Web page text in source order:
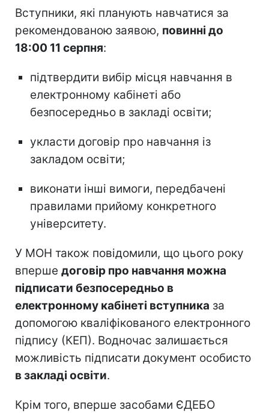
Вступники, які планують навчатися за
рекомендованою заявою, повинні до
18:00 11 серпня:
підтвердити вибір місця навчання в
електронному кабінеті або
безпосередньо в закладі освіти;
укласти договір про навчання із
закладом освіти;
виконати інші вимоги, передбачені
правилами прийому конкретного
університету.
У МОН також повідомили, що цього року
вперше договір про навчання можна
підписати безпосередньо в
електронному кабінеті вступника за
допомогою кваліфікованого електронного
підпису (КЕП). Водночас залишається
можливість підписати документ особисто
в закладі освіти.
Крім того, вперше засобами ЄДЕБО